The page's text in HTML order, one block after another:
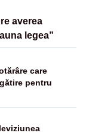
averea
legea”
care
pentru